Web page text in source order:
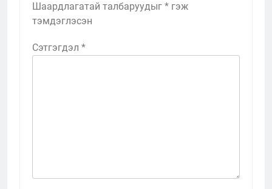
Шаардлагатай талбаруудыг * гэж
тэмдэглэсэн
Сэтгэгдэл *